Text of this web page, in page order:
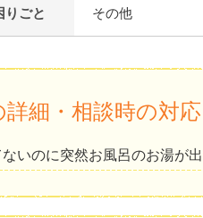
りごと その他
細・相談時の対応
いのに突然お風呂のお湯が